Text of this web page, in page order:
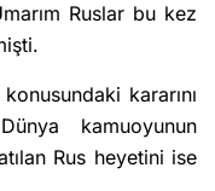
Ruslar bu kez
kararını
kamuoyunun
Rus heyetini ise